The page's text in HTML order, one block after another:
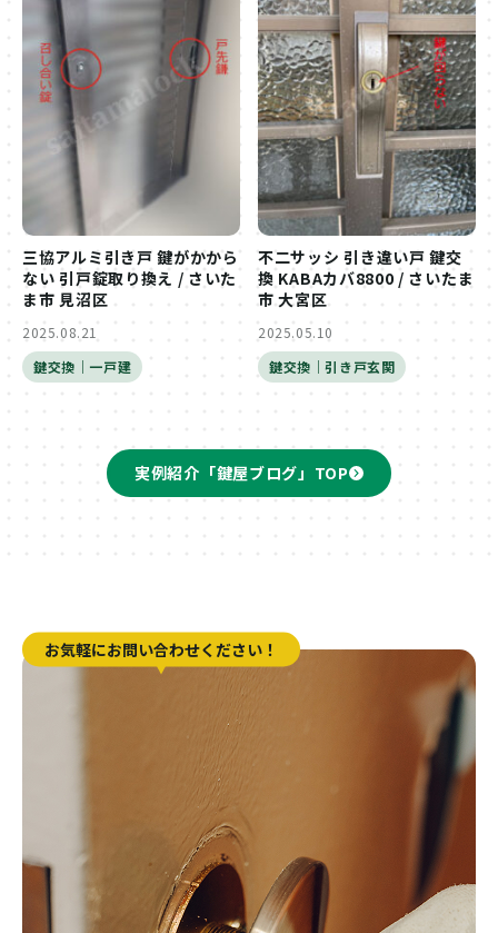
三協アルミ引き戸 鍵がかから
ない 引戸錠取り換え / さいた
ま市 見沼区
2025.08.21
鍵交換｜一戸建
不二サッシ 引き違い戸 鍵交
換 KABAカバ8800 / さいたま
市 大宮区
2025.05.10
鍵交換｜引き戸玄関
実例紹介「鍵屋ブログ」TOP
お気軽にお問い合わせください！